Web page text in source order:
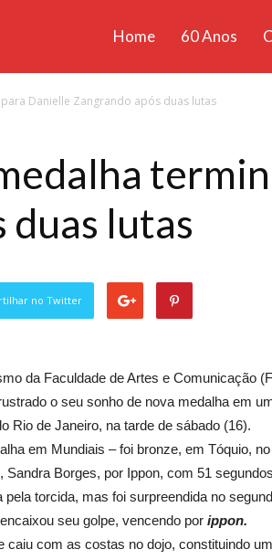
Home 60 Anos
Danielle Zangrando após duas lutas
duas lutas
no Twitter
da Faculdade de Artes e Comunicação
o seu sonho de nova medalha em
Rio de Janeiro, na tarde de sábado (16).
em Mundiais – foi bronze, em Tóquio,
Borges, por Ippon, com 51
torcida, mas foi surpreendida no
seu golpe, vencendo por ippon.
caiu com as costas no dojo, constituindo